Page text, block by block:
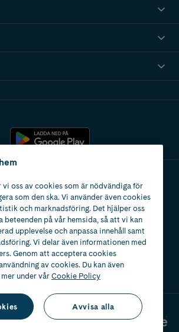
vi oss av cookies som är nödvändiga för
som den ska. Vi använder även cookies
och marknadsföring. Det hjälper oss
beteenden på vår hemsida, så att vi kan
upplevelse och anpassa innehåll samt
Vi delar även informationen med
Genom att acceptera cookies
av cookies. Du kan även
under vårCookie Policy
Avvisa alla